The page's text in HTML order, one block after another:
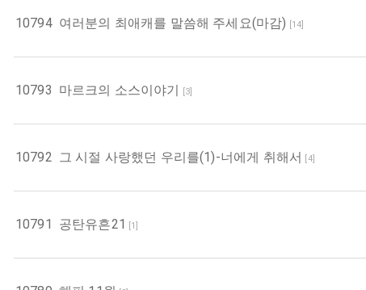
10794 여러분의 최애캐를 말씀해 주세요(마감) [14]
10793 마르크의 소스이야기 [3]
10792 그 시절 사랑했던 우리를(1)-너에게 취해서 [4]
10791 공탄유흔21 [1]